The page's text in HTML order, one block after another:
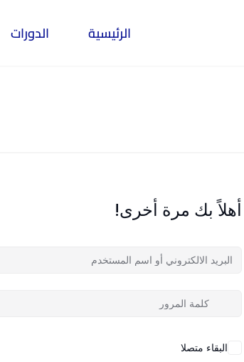
الرئيسية الدورات
أهلاً بك مرة أخرى!
البقاء متصلا